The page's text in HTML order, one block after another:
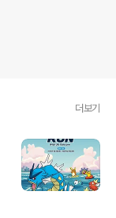
더보기